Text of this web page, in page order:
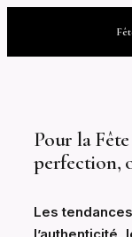
content
Pour la
perfection,
Les